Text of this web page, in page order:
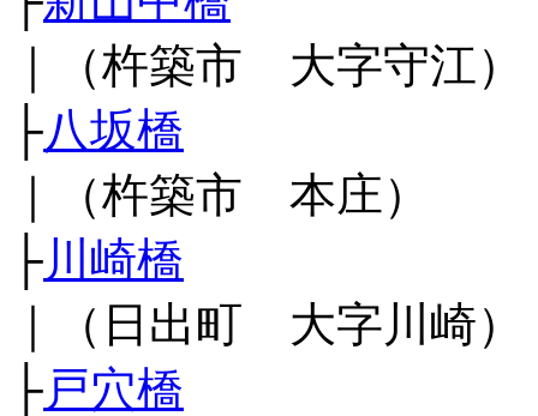
｜（杵築市 大字守江）
├八坂橋
｜（杵築市 本庄）
├川崎橋
｜（日出町 大字川崎）
├戸穴橋